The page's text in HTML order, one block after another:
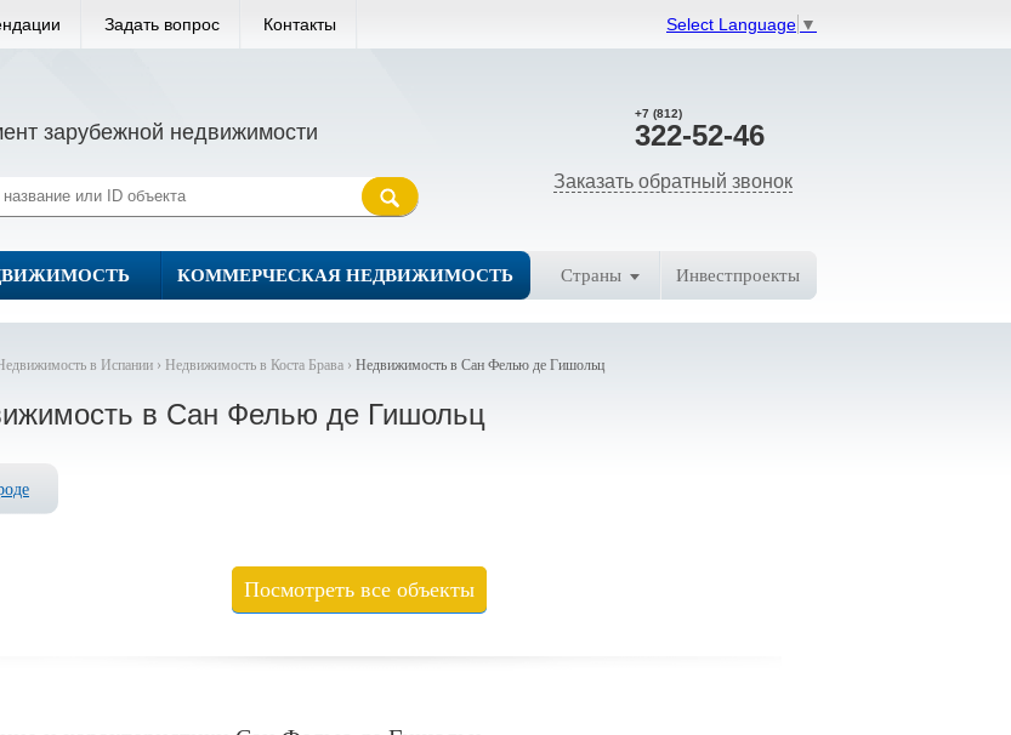
Select Language ▼
Задать вопрос Контакты
+7 (812)
322-52-46
Заказать обратный звонок
зарубежной недвижимости
КОММЕРЧЕСКАЯ НЕДВИЖИМОСТЬ Страны Инвестпроекты
в Испании › Недвижимость в Коста Брава › Недвижимость в Сан Фелью де Гишольц
в Сан Фелью де Гишольц
Посмотреть все объекты